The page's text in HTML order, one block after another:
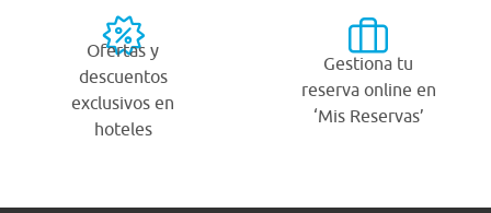
Ofertas y
descuentos
exclusivos en
hoteles
Gestiona tu
reserva online en
‘Mis Reservas’